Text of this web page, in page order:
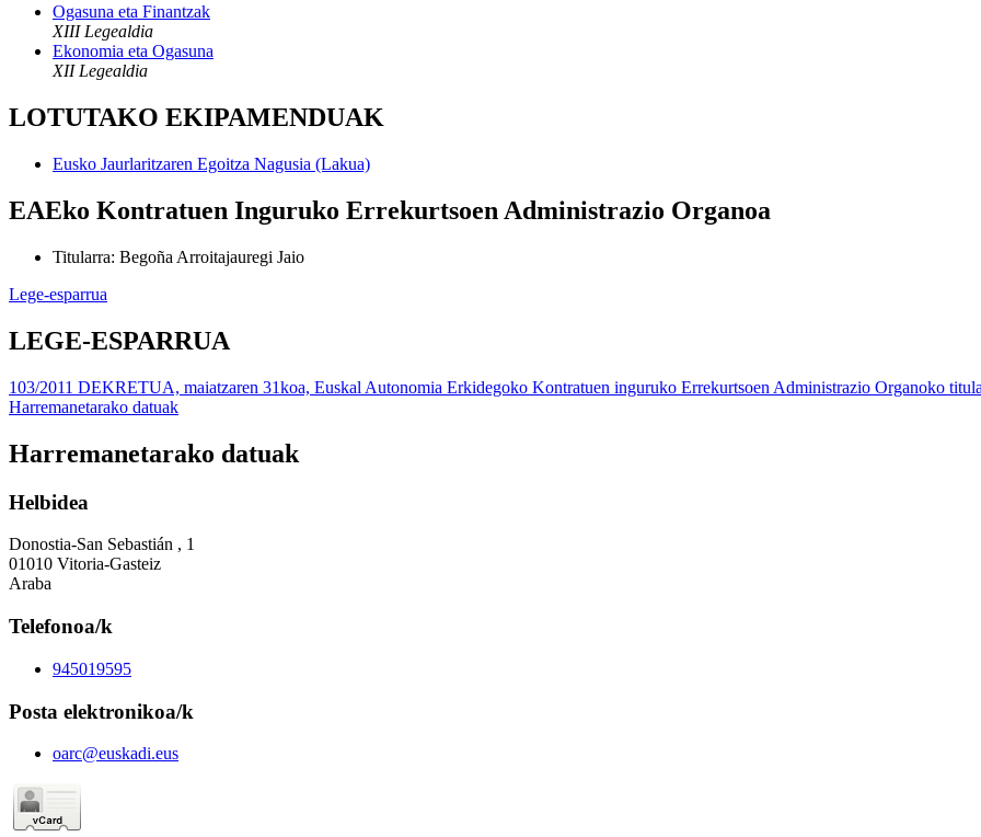
Ogasuna eta Finantzak
XIII Legealdia
Ekonomia eta Ogasuna
XII Legealdia
LOTUTAKO EKIPAMENDUAK
Eusko Jaurlaritzaren Egoitza Nagusia (Lakua)
EAEko Kontratuen Inguruko Errekurtsoen Administrazio Organoa
Titularra: Begoña Arroitajauregi Jaio
Lege-esparrua
LEGE-ESPARRUA
103/2011 DEKRETUA, maiatzaren 31koa, Euskal Autonomia Erkidegoko Kontratuen inguruko Errekurtsoen Administrazio Organoko
Harremanetarako datuak
Harremanetarako datuak
Helbidea
Donostia-San Sebastián , 1
01010 Vitoria-Gasteiz
Araba
Telefonoa/k
945019595
Posta elektronikoa/k
oarc@euskadi.eus